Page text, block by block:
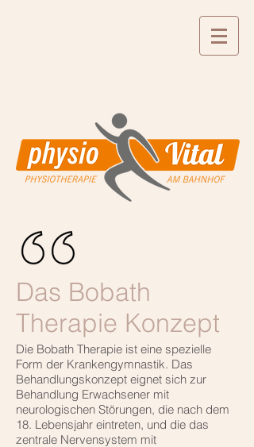
Das Bobath
Therapie Konzept
Die Bobath Therapie ist eine spezielle
Form der Krankengymnastik. Das
Behandlungskonzept eignet sich zur
Behandlung Erwachsener mit
neurologischen Störungen, die nach dem
18. Lebensjahr eintreten, und die das
zentrale Nervensystem mit